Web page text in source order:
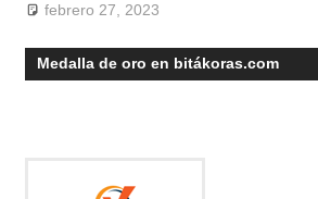
febrero 27, 2023
Medalla de oro en bitákoras.com